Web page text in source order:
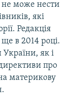
не може нести
які
Редакція
ще в 2014 році.
України, як і
про
материкову